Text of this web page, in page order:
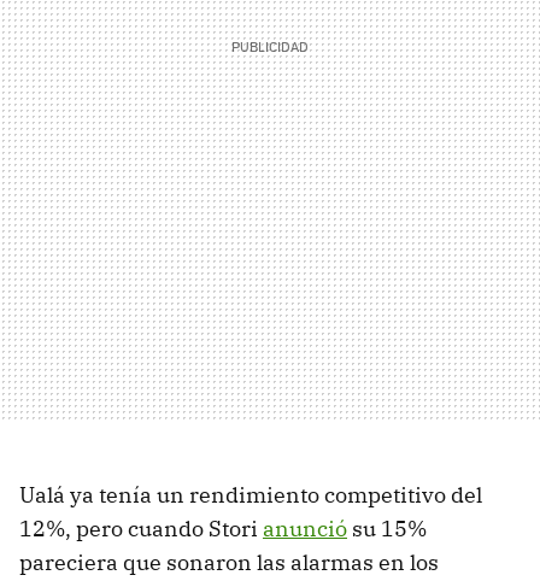
Ualá ya tenía un rendimiento competitivo del
12%, pero cuando Stori anunció su 15%
pareciera que sonaron las alarmas en los